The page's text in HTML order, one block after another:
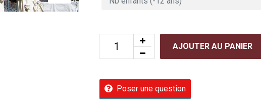
AJOUTER AU PANIER
Poser une question